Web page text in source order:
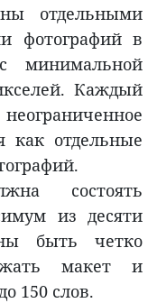
отдельными
фотографий в
минимальной
Каждый
как отдельные
состоять
из десяти
быть четко
макет и
150 слов.